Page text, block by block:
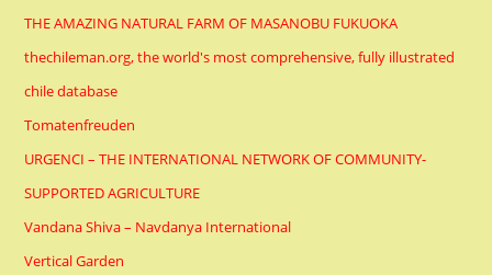
THE AMAZING NATURAL FARM OF MASANOBU FUKUOKA
thechileman.org, the world's most comprehensive, fully illustrated
chile database
Tomatenfreuden
URGENCI – THE INTERNATIONAL NETWORK OF COMMUNITY-
SUPPORTED AGRICULTURE
Vandana Shiva – Navdanya International
Vertical Garden